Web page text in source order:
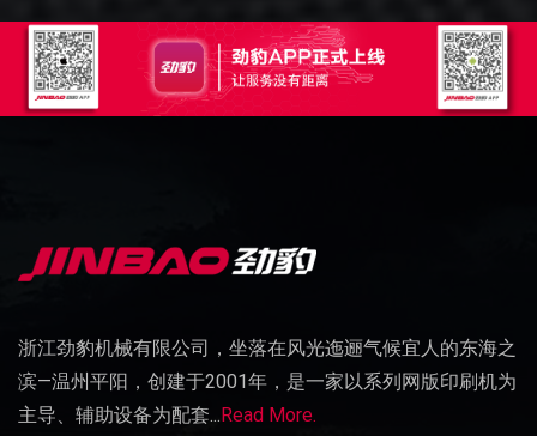
浙江劲豹机械有限公司，坐落在风光迤逦气候宜人的东海之
滨—温州平阳，创建于2001年，是一家以系列网版印刷机为
主导、辅助设备为配套...Read More.